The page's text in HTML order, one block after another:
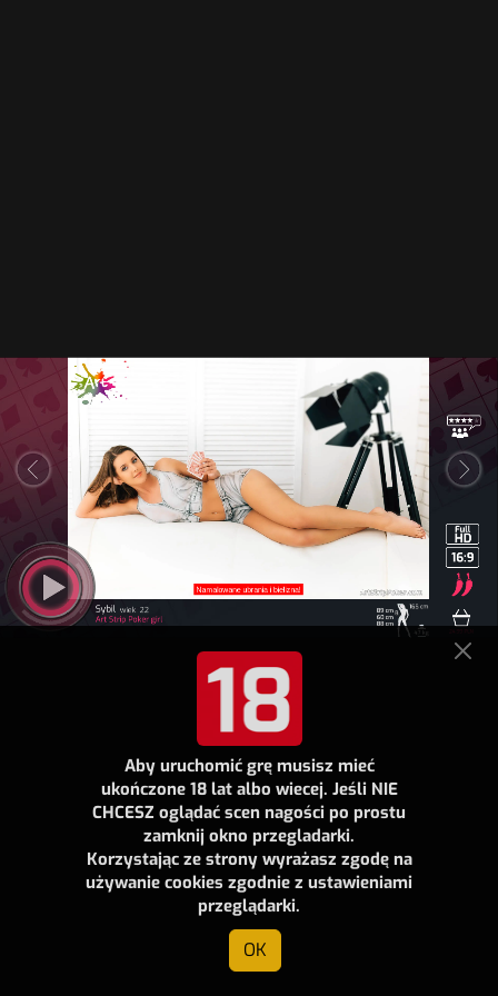
Aby uruchomić grę musisz mieć
ukończone 18 lat albo wiecej. Jeśli NIE
CHCESZ oglądać scen nagości po prostu
zamknij okno przegladarki.
Korzystając ze strony wyrażasz zgodę na
używanie cookies zgodnie z ustawieniami
przeglądarki.
OK